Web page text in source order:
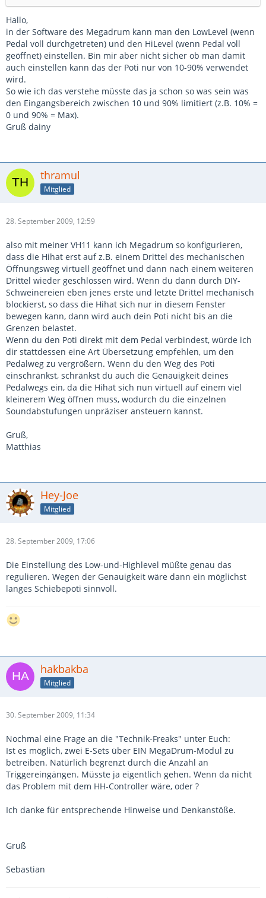
Hallo,
in der Software des Megadrum kann man den LowLevel (wenn
Pedal voll durchgetreten) und den HiLevel (wenn Pedal voll
geöffnet) einstellen. Bin mir aber nicht sicher ob man damit
auch einstellen kann das der Poti nur von 10-90% verwendet
wird.
So wie ich das verstehe müsste das ja schon so was sein was
den Eingangsbereich zwischen 10 und 90% limitiert (z.B. 10% =
0 und 90% = Max).
Gruß dainy
thramul
Mitglied
28. September 2009, 12:59
also mit meiner VH11 kann ich Megadrum so konfigurieren,
dass die Hihat erst auf z.B. einem Drittel des mechanischen
Öffnungsweg virtuell geöffnet und dann nach einem weiteren
Drittel wieder geschlossen wird. Wenn du dann durch DIY-
Schweinereien eben jenes erste und letzte Drittel mechanisch
blockierst, so dass die Hihat sich nur in diesem Fenster
bewegen kann, dann wird auch dein Poti nicht bis an die
Grenzen belastet.
Wenn du den Poti direkt mit dem Pedal verbindest, würde ich
dir stattdessen eine Art Übersetzung empfehlen, um den
Pedalweg zu vergrößern. Wenn du den Weg des Poti
einschränkst, schränkst du auch die Genauigkeit deines
Pedalwegs ein, da die Hihat sich nun virtuell auf einem viel
kleinerem Weg öffnen muss, wodurch du die einzelnen
Soundabstufungen unpräziser ansteuern kannst.
Gruß,
Matthias
Hey-Joe
Mitglied
28. September 2009, 17:06
Die Einstellung des Low-und-Highlevel müßte genau das
regulieren. Wegen der Genauigkeit wäre dann ein möglichst
langes Schiebepoti sinnvoll.
hakbakba
Mitglied
30. September 2009, 11:34
Nochmal eine Frage an die "Technik-Freaks" unter Euch:
Ist es möglich, zwei E-Sets über EIN MegaDrum-Modul zu
betreiben. Natürlich begrenzt durch die Anzahl an
Triggereingängen. Müsste ja eigentlich gehen. Wenn da nicht
das Problem mit dem HH-Controller wäre, oder ?
Ich danke für entsprechende Hinweise und Denkanstöße.
Gruß
Sebastian